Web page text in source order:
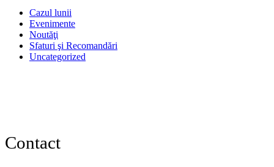
Cazul lunii
Evenimente
Noutăţi
Sfaturi şi Recomandări
Uncategorized
Contact